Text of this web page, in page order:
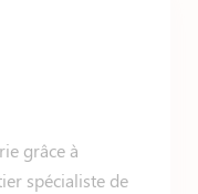
grâce à
spécialiste de